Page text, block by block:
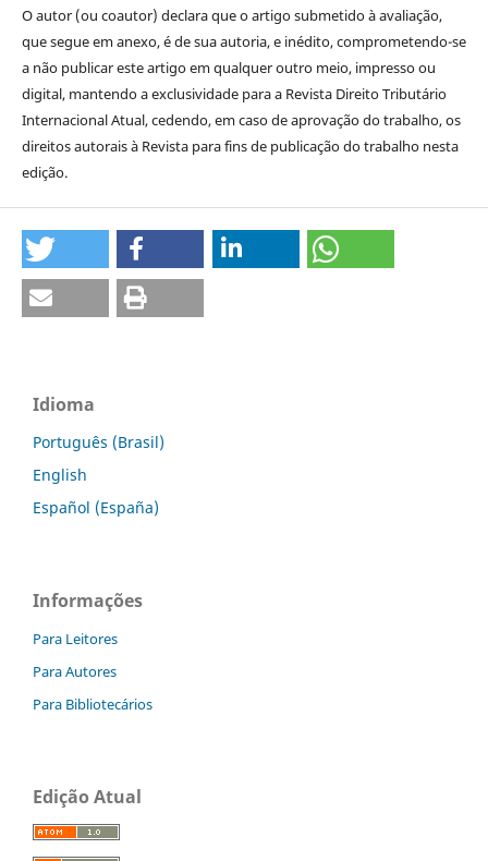
O autor (ou coautor) declara que o artigo submetido à avaliação,
que segue em anexo, é de sua autoria, e inédito, comprometendo-se
a não publicar este artigo em qualquer outro meio, impresso ou
digital, mantendo a exclusividade para a Revista Direito Tributário
Internacional Atual, cedendo, em caso de aprovação do trabalho, os
direitos autorais à Revista para fins de publicação do trabalho nesta
edição.
Idioma
Português (Brasil)
English
Español (España)
Informações
Para Leitores
Para Autores
Para Bibliotecários
Edição Atual